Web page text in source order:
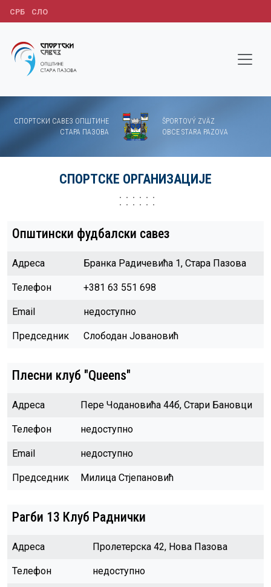
СРБ СЛО
СПОРТСКИ САВЕЗ ОПШТИНЕ
СТАРА ПАЗОВА
ŠPORTOVÝ ZVÄZ
OBCE STARA PAZOVA
СПОРТСКЕ ОРГАНИЗАЦИЈЕ
Општински фудбалски савез
Адреса Бранка Радичевића 1, Стара Пазова
Телефон +381 63 551 698
Email недоступно
Председник Слободан Јовановић
Плесни клуб "Queens"
Адреса Пере Чодановића 44б, Стари Бановци
Телефон недоступно
Email недоступно
Председник Милица Стјепановић
Рагби 13 Клуб Раднички
Адреса Пролетерска 42, Нова Пазова
Телефон недоступно